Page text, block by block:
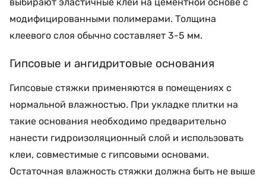
модифицированными полимерами. Толщина
клеевого слоя обычно составляет 3-5 мм.
Гипсовые и ангидритовые основания
Гипсовые стяжки применяются в помещениях с
нормальной влажностью. При укладке плитки на
такие основания необходимо предварительно
нанести гидроизоляционный слой и использовать
клеи, совместимые с гипсовыми основами.
Остаточная влажность стяжки должна быть не выше